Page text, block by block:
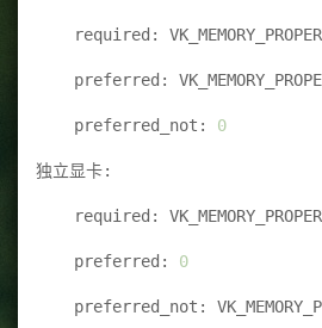
required:
preferred:
preferred_not: 0
独立显卡:
required:
preferred: 0
preferred_not: